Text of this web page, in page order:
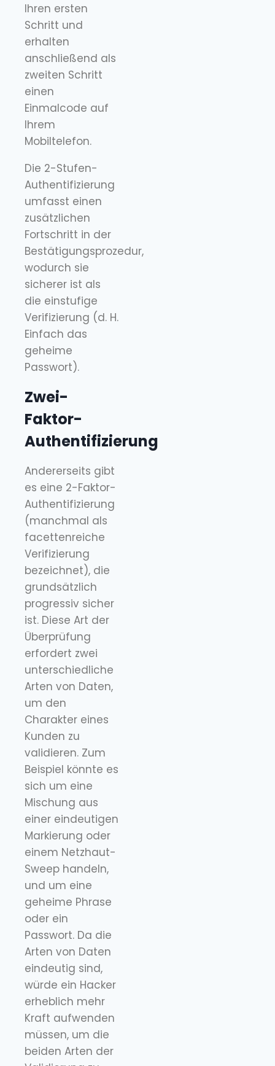
Ihren ersten
Schritt und
erhalten
anschließend als
zweiten Schritt
einen
Einmalcode auf
Ihrem
Mobiltelefon.
Die 2-Stufen-
Authentifizierung
umfasst einen
zusätzlichen
Fortschritt in der
Bestätigungsprozedur,
wodurch sie
sicherer ist als
die einstufige
Verifizierung (d. H.
Einfach das
geheime
Passwort).
Zwei-
Faktor-
Authentifizierung
Andererseits gibt
es eine 2-Faktor-
Authentifizierung
(manchmal als
facettenreiche
Verifizierung
bezeichnet), die
grundsätzlich
progressiv sicher
ist. Diese Art der
Überprüfung
erfordert zwei
unterschiedliche
Arten von Daten,
um den
Charakter eines
Kunden zu
validieren. Zum
Beispiel könnte es
sich um eine
Mischung aus
einer eindeutigen
Markierung oder
einem Netzhaut-
Sweep handeln,
und um eine
geheime Phrase
oder ein
Passwort. Da die
Arten von Daten
eindeutig sind,
würde ein Hacker
erheblich mehr
Kraft aufwenden
müssen, um die
beiden Arten der